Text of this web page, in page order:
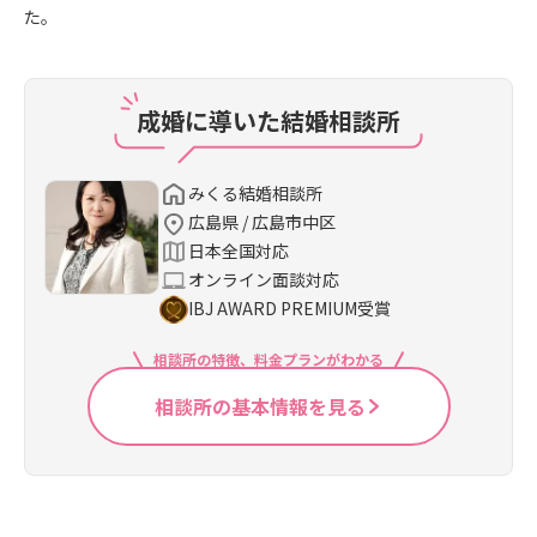
た。
成婚に導いた結婚相談所
みくる結婚相談所
広島県 / 広島市中区
日本全国対応
オンライン面談対応
IBJ AWARD PREMIUM受賞
相談所の特徴、料金プランがわかる
相談所の基本情報を見る